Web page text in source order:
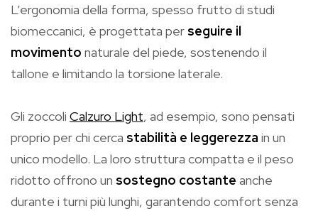
L’ergonomia della forma, spesso frutto di studi
biomeccanici, è progettata per seguire il
movimento naturale del piede, sostenendo il
tallone e limitando la torsione laterale.
Gli zoccoli Calzuro Light, ad esempio, sono pensati
proprio per chi cerca stabilità e leggerezza in un
unico modello. La loro struttura compatta e il peso
ridotto offrono un sostegno costante anche
durante i turni più lunghi, garantendo comfort senza